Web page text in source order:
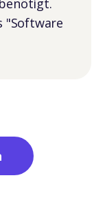
"Software